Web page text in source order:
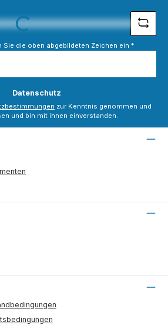
Loading...
Sie die oben abgebildeten Zeichen ein *
Datenschutz
zur Kenntnis genommen und
und bin mit ihnen einverstanden.